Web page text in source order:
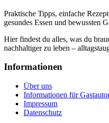
Praktische Tipps, einfache
gesundes Essen und bewussten
Hier findest du alles, was du
nachhaltiger zu leben –
Informationen
Über uns
Informationen für
Impressum
Datenschutz